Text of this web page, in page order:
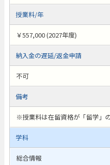
授業料/年
￥557,000 (2027年度)
納入金の遅延/返金申請
不可
備考
※授業料は在留資格が「留学」
学科
総合情報